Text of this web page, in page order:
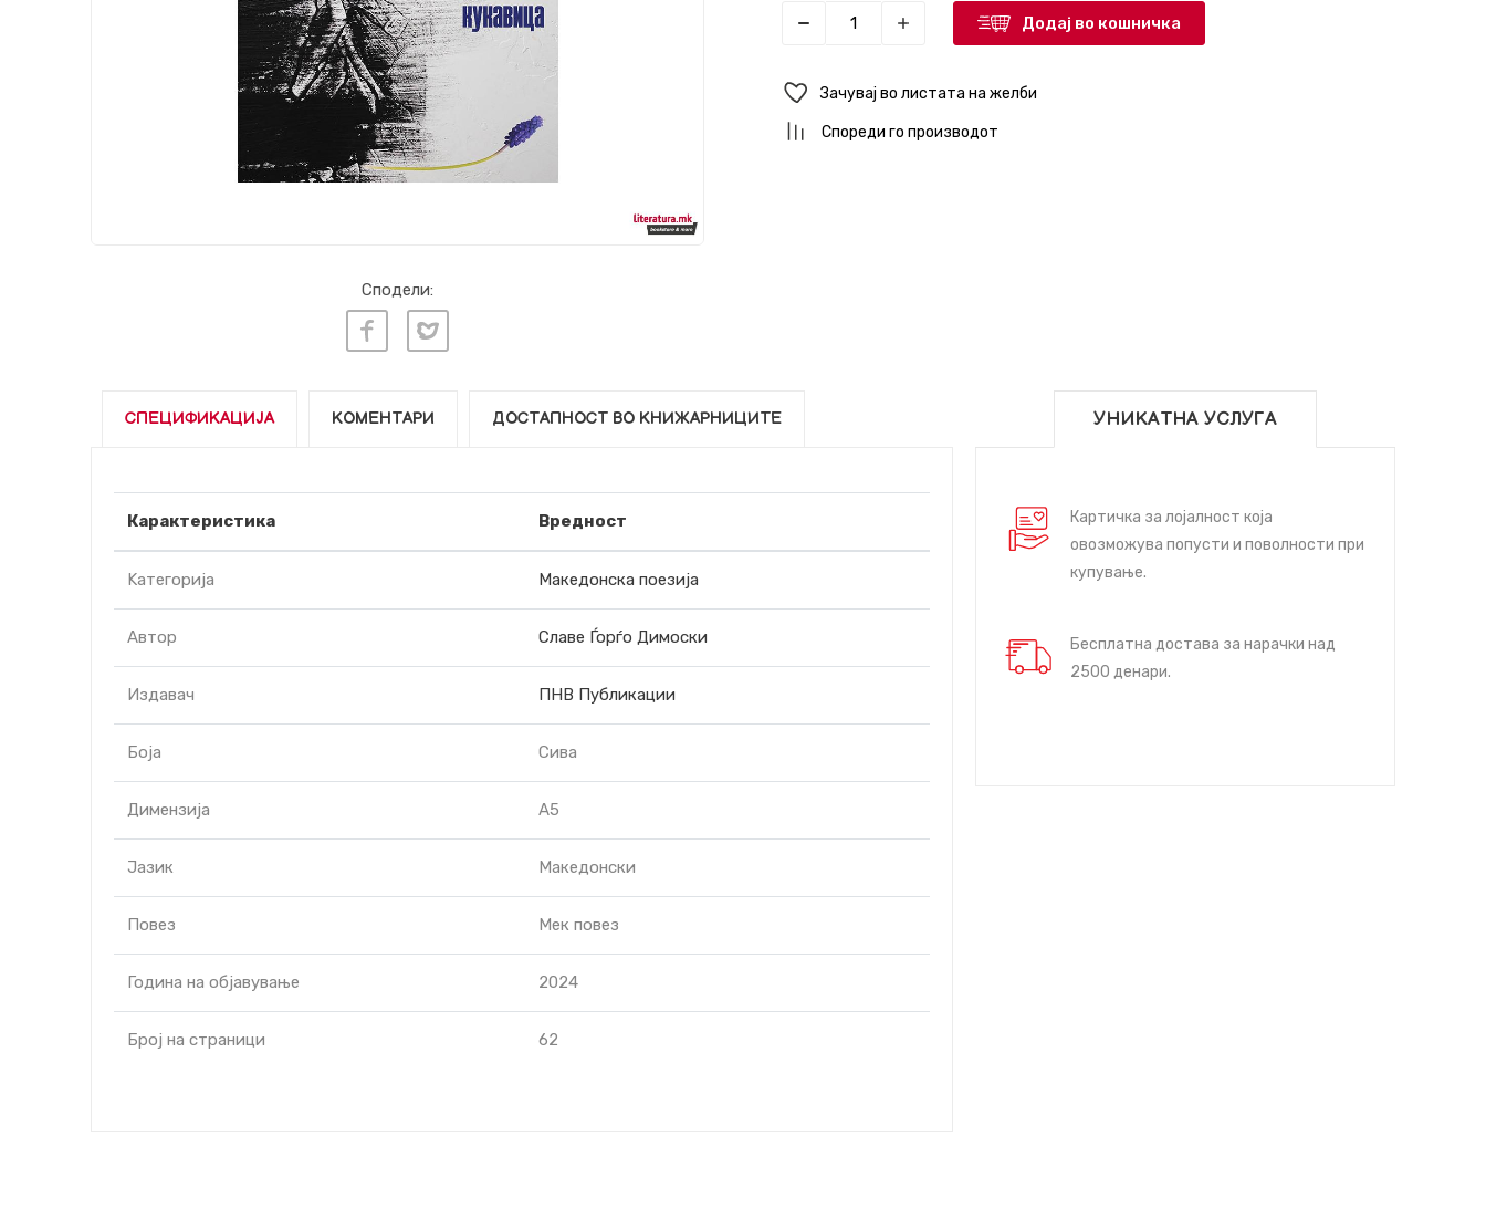
Сподели:
Додај во кошничка
Зачувај во листата на желби
Спореди го производот
СПЕЦИФИКАЦИЈА КОМЕНТАРИ ДОСТАПНОСТ ВО КНИЖАРНИЦИТЕ
Карактеристика Вредност
Kатегорија Македонска поезија
Автор Славе Ѓорѓо Димоски
Издавач ПНВ Публикации
Боја Сива
Димензија A5
Јазик Македонски
Повез Мек повез
Година на објавување 2024
Број на страници 62
УНИКАТНА УСЛУГА
Картичка за лојалност која
овозможува попусти и поволности при
купување.
Бесплатна достава за нарачки над
2500 денари.